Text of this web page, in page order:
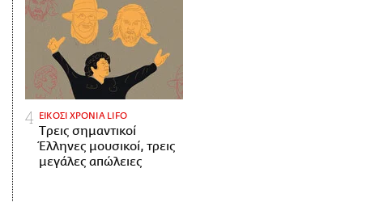
ΕΙΚΟΣΙ ΧΡΟΝΙΑ LIFO
Tρεις σημαντικοί
Έλληνες μουσικοί, τρεις
μεγάλες απώλειες